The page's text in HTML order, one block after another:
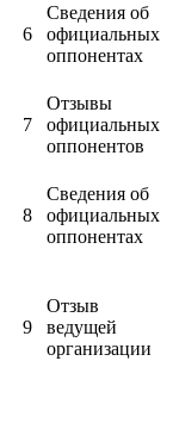
6
Сведения об
официальных
оппонентах
7
Отзывы
официальных
оппонентов
8
Сведения об
официальных
оппонентах
9
Отзыв
ведущей
организации